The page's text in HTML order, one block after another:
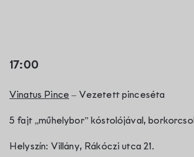
17:00
Vinatus Pince – Vezetett pinceséta
5 fajt „műhelybor” kóstolójával,
Helyszín: Villány, Rákóczi utca 21.